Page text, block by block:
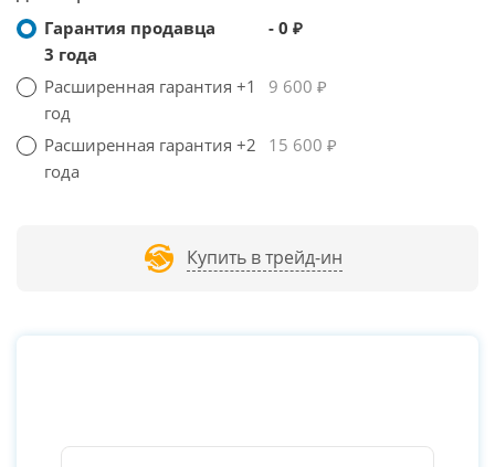
Гарантия продавца
3 года
- 0 ₽
Расширенная гарантия +1
год
9 600 ₽
Расширенная гарантия +2
года
15 600 ₽
Купить в трейд-ин